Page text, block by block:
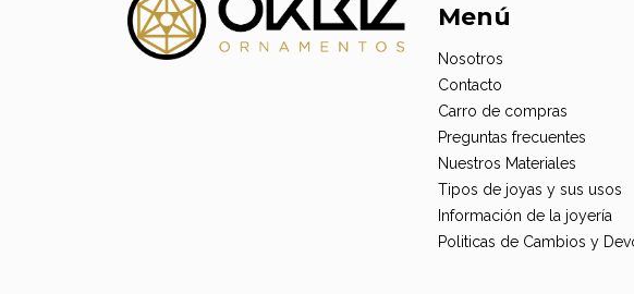
Menú
Nosotros
Contacto
Carro de compras
Preguntas frecuentes
Nuestros Materiales
Tipos de joyas y sus usos
Información de la joyería
Politicas de Cambios y